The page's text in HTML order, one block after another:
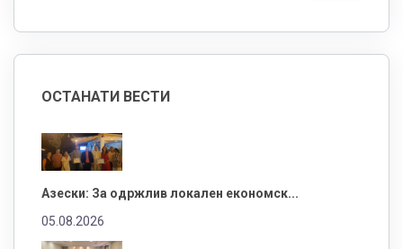
ОСТАНАТИ ВЕСТИ
Азески: За одржлив локален економск...
05.08.2026